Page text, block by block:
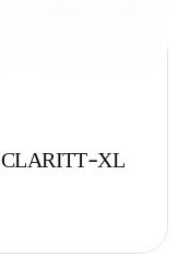
CLARITT-XL